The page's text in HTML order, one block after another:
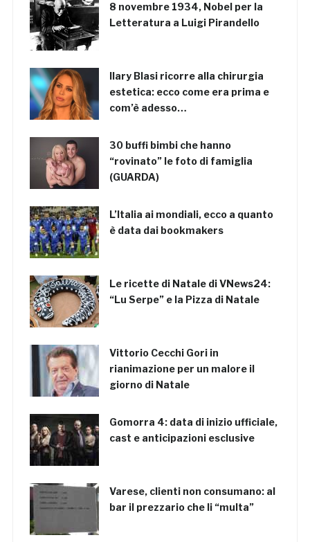
8 novembre 1934, Nobel per la
Letteratura a Luigi Pirandello
Ilary Blasi ricorre alla chirurgia
estetica: ecco come era prima e
com’è adesso…
30 buffi bimbi che hanno
“rovinato” le foto di famiglia
(GUARDA)
L’Italia ai mondiali, ecco a quanto
è data dai bookmakers
Le ricette di Natale di VNews24:
“Lu Serpe” e la Pizza di Natale
Vittorio Cecchi Gori in
rianimazione per un malore il
giorno di Natale
Gomorra 4: data di inizio ufficiale,
cast e anticipazioni esclusive
Varese, clienti non consumano: al
bar il prezzario che li “multa”